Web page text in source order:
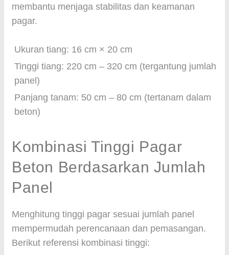
membantu menjaga stabilitas dan keamanan
pagar.
Ukuran tiang: 16 cm × 20 cm
Tinggi tiang: 220 cm – 320 cm (tergantung jumlah
panel)
Panjang tanam: 50 cm – 80 cm (tertanam dalam
beton)
Kombinasi Tinggi Pagar
Beton Berdasarkan Jumlah
Panel
Menghitung tinggi pagar sesuai jumlah panel
mempermudah perencanaan dan pemasangan.
Berikut referensi kombinasi tinggi: